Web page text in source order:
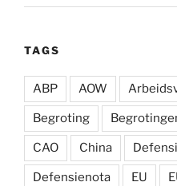
TAGS
ABP AOW
Begroting
CAO China
Defensienota EU